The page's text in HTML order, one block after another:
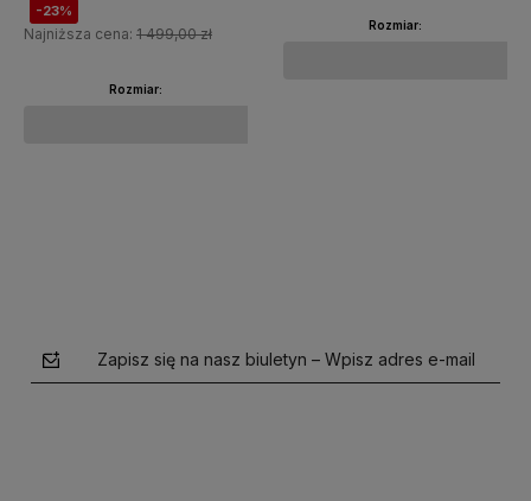
-23%
Najniższa cena: 1 499,00 zł
Rozmiar:
Rozmiar:
Zapisz się na nasz biuletyn – Wpisz adres e-mail